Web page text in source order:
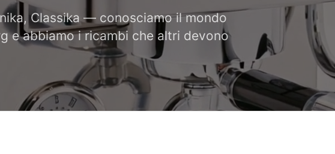
Classika — conosciamo il mondo
e abbiamo i ricambi che altri devono